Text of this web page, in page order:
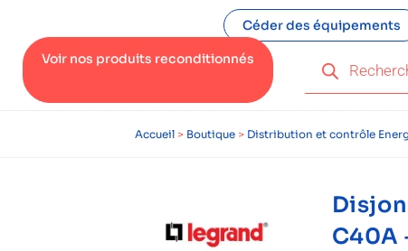
Céder des équipements
Voir nos produits reconditionnés
Accueil > Boutique > Distribution et contrôle
C40A